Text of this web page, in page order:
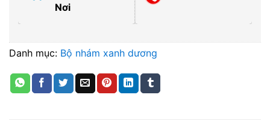
Nơi
Danh mục: Bộ nhám xanh dương